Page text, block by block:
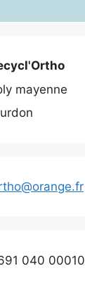
mayenne
040 00010